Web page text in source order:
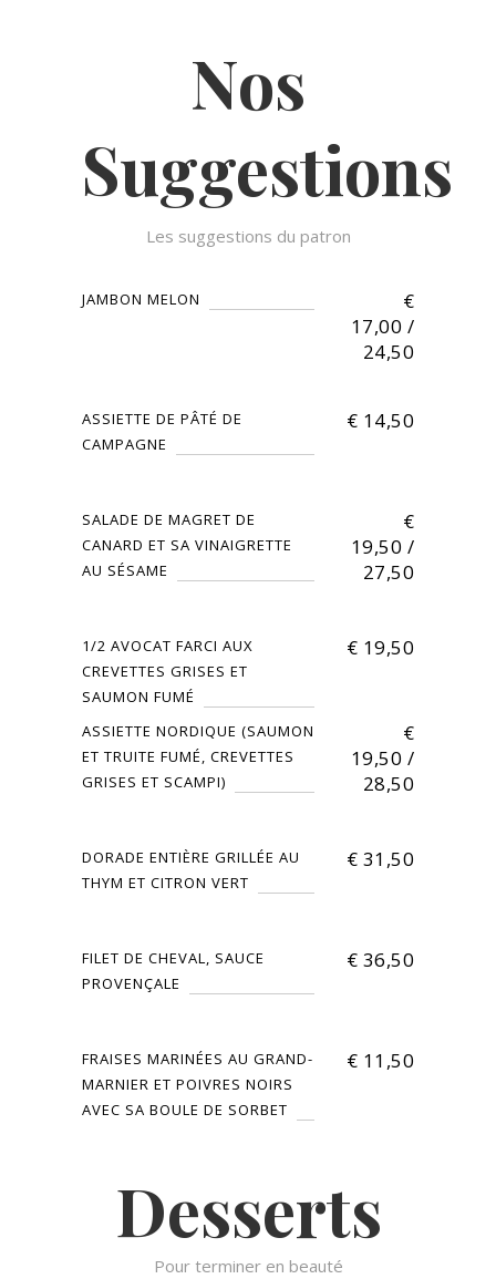
Nos
Suggestions
Les suggestions du patron
JAMBON MELON
€
17,00 /
24,50
ASSIETTE DE PÂTÉ DE
CAMPAGNE
€ 14,50
SALADE DE MAGRET DE
CANARD ET SA VINAIGRETTE
AU SÉSAME
€
19,50 /
27,50
1/2 AVOCAT FARCI AUX
CREVETTES GRISES ET
SAUMON FUMÉ
€ 19,50
ASSIETTE NORDIQUE (SAUMON
ET TRUITE FUMÉ, CREVETTES
GRISES ET SCAMPI)
€
19,50 /
28,50
DORADE ENTIÈRE GRILLÉE AU
THYM ET CITRON VERT
€ 31,50
FILET DE CHEVAL, SAUCE
PROVENÇALE
€ 36,50
FRAISES MARINÉES AU GRAND-
MARNIER ET POIVRES NOIRS
AVEC SA BOULE DE SORBET
€ 11,50
Desserts
Pour terminer en beauté